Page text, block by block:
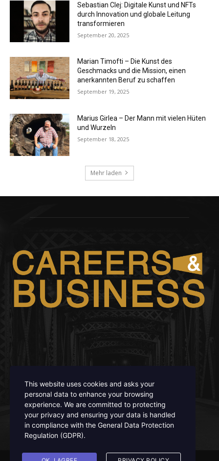
Sebastian Clej: Digitale Kunst und NFTs
durch Innovation und globale Leitung
transformieren
September 20, 2025
Marian Timofti – Die Kunst des
Geschmacks und die Mission, einen
anerkannten Beruf zu schaffen
September 19, 2025
Marius Girlea – Der Mann mit vielen Hüten
und Wurzeln
September 18, 2025
Mehr laden
ISSN 3008 - 6671 / ISSN - L 3008 - 6671
This website uses cookies and asks your
personal data to enhance your browsing
experience. We are committed to protecting
your privacy and ensuring your data is handled
in compliance with the General Data Protection
Regulation (GDPR).